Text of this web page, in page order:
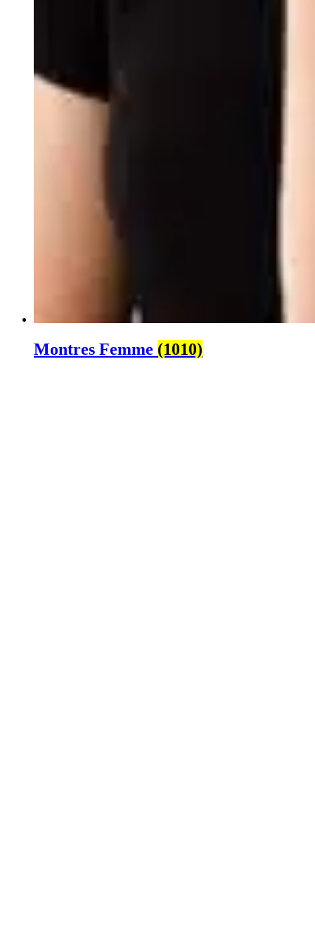
Montres Femme (1010)